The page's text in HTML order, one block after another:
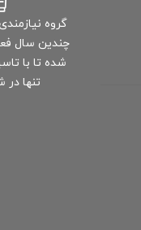
گروه
چندین سال
شده تا با
تنها در